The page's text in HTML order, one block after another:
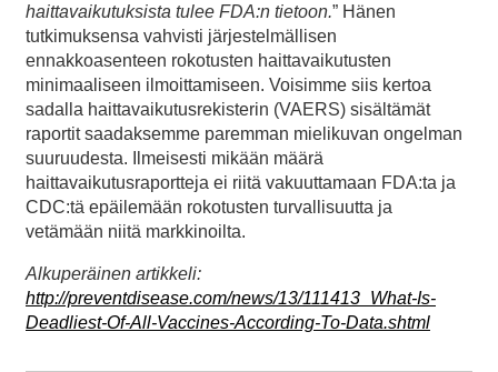
haittavaikutuksista tulee FDA:n tietoon.” Hänen
tutkimuksensa vahvisti järjestelmällisen
ennakkoasenteen rokotusten haittavaikutusten
minimaaliseen ilmoittamiseen. Voisimme siis kertoa
sadalla haittavaikutusrekisterin (VAERS) sisältämät
raportit saadaksemme paremman mielikuvan ongelman
suuruudesta. Ilmeisesti mikään määrä
haittavaikutusraportteja ei riitä vakuuttamaan FDA:ta ja
CDC:tä epäilemään rokotusten turvallisuutta ja
vetämään niitä markkinoilta.
Alkuperäinen artikkeli:
http://preventdisease.com/news/13/111413_What-Is-
Deadliest-Of-All-Vaccines-According-To-Data.shtml